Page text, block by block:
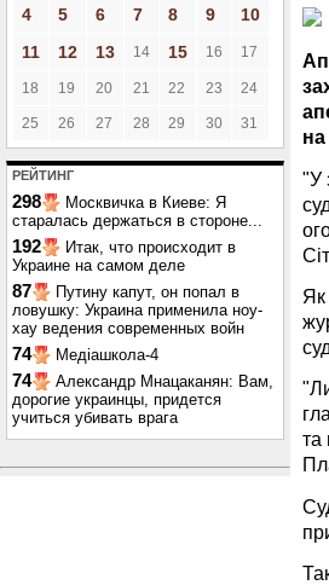
4
5 6 7 8 9
10
11
12 13 14 15 16 17
18 19 20 21 22 23 24
25 26 27 28 29 30 31
РЕЙТИНГ
298
Москвичка в Киеве: Я
старалась держаться в стороне...
192
Итак, что происходит в
Украине на самом деле
87
Путину капут, он попал в
ловушку: Украина применила ноу-
хау ведения современных войн
74 Медіашкола-4
74
Александр Мнацаканян: Вам,
дорогие украинцы, придется
учиться убивать врага
на
"У
Як
та